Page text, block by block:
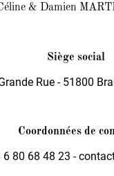
& Damien
Siège social
Rue - 51800
Coordonnées de
6 80 68 48 23 -